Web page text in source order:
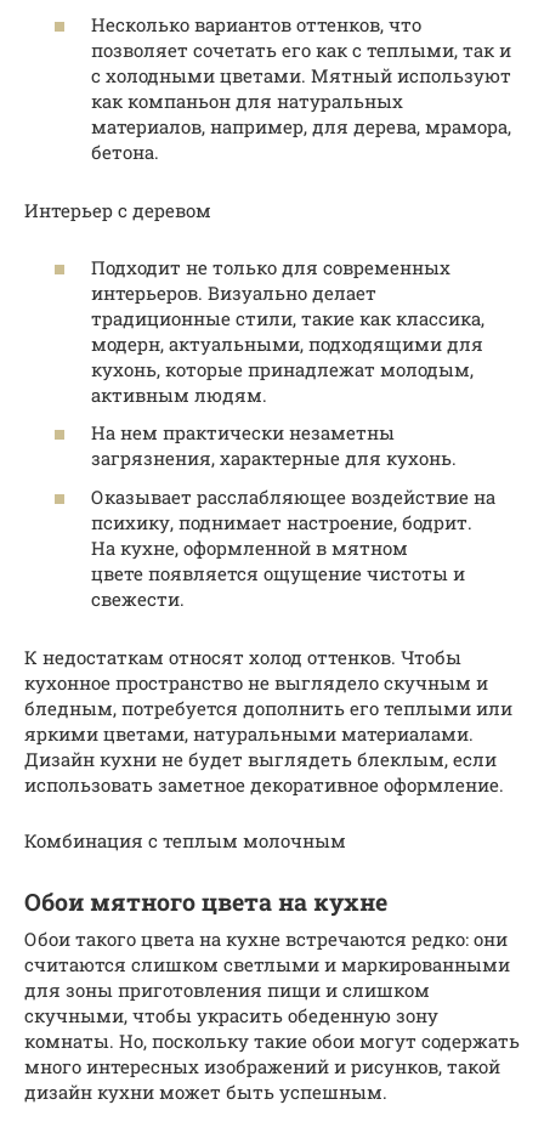
Несколько вариантов оттенков, что
позволяет сочетать его как с теплыми, так и
с холодными цветами. Мятный используют
как компаньон для натуральных
материалов, например, для дерева, мрамора,
бетона.
Интерьер с деревом
Подходит не только для современных
интерьеров. Визуально делает
традиционные стили, такие как классика,
модерн, актуальными, подходящими для
кухонь, которые принадлежат молодым,
активным людям.
На нем практически незаметны
загрязнения, характерные для кухонь.
Оказывает расслабляющее воздействие на
психику, поднимает настроение, бодрит.
На кухне, оформленной в мятном
цвете появляется ощущение чистоты и
свежести.
К недостаткам относят холод оттенков. Чтобы
кухонное пространство не выглядело скучным и
бледным, потребуется дополнить его теплыми или
яркими цветами, натуральными материалами.
Дизайн кухни не будет выглядеть блеклым, если
использовать заметное декоративное оформление.
Комбинация с теплым молочным
Обои мятного цвета на кухне
Обои такого цвета на кухне встречаются редко: они
считаются слишком светлыми и маркированными
для зоны приготовления пищи и слишком
скучными, чтобы украсить обеденную зону
комнаты. Но, поскольку такие обои могут содержать
много интересных изображений и рисунков, такой
дизайн кухни может быть успешным.